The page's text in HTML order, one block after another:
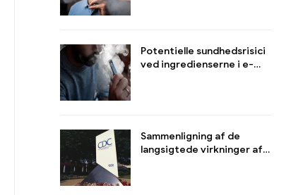
Potentielle sundhedsrisici
ved ingredienserne i e-
Sammenligning af de
langsigtede virkninger af